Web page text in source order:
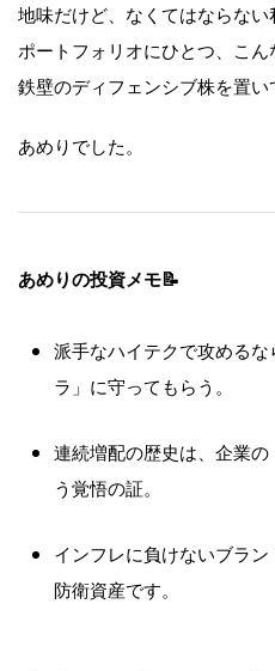
地味だけど、なくてはならない
ポートフォリオにひとつ、こ
鉄壁のディフェンシブ株を置い
あめりでした。
あめりの投資メモ📝
派手なハイテクで攻める
ラ」に守ってもらう。
連続増配の歴史は、企業
う覚悟の証。
インフレに負けないブラ
防衛資産です。